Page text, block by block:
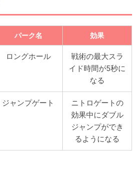
パーク名 効果
ロングホール
戦術の最大スラ
イド時間が5秒に
なる
ジャンプゲート
ニトロゲートの
効果中にダブル
ジャンプができ
るようになる